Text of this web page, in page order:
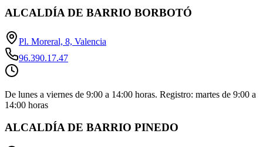
ALCALDÍA DE BARRIO BORBOTÓ
Pl. Moreral, 8, Valencia
96.390.17.47
De lunes a viernes de 9:00 a 14:00 horas. Registro: martes de 9:00 a
14:00 horas
ALCALDÍA DE BARRIO PINEDO